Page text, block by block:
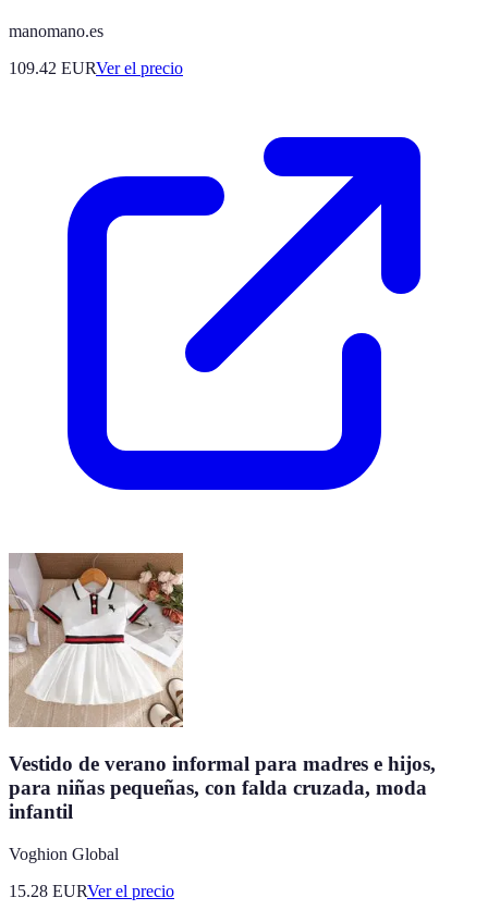
manomano.es
109.42 EURVer el precio
Vestido de verano informal para madres e hijos,
para niñas pequeñas, con falda cruzada, moda
infantil
Voghion Global
15.28 EURVer el precio